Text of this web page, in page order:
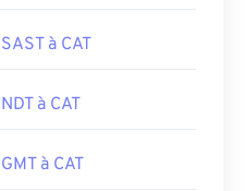
SAST à CAT
NDT à CAT
GMT à CAT